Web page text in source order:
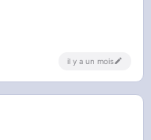
il y a un mois